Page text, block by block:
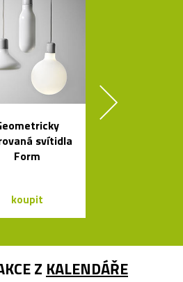
svítidla
Form
koupit
Z KALENDÁŘE